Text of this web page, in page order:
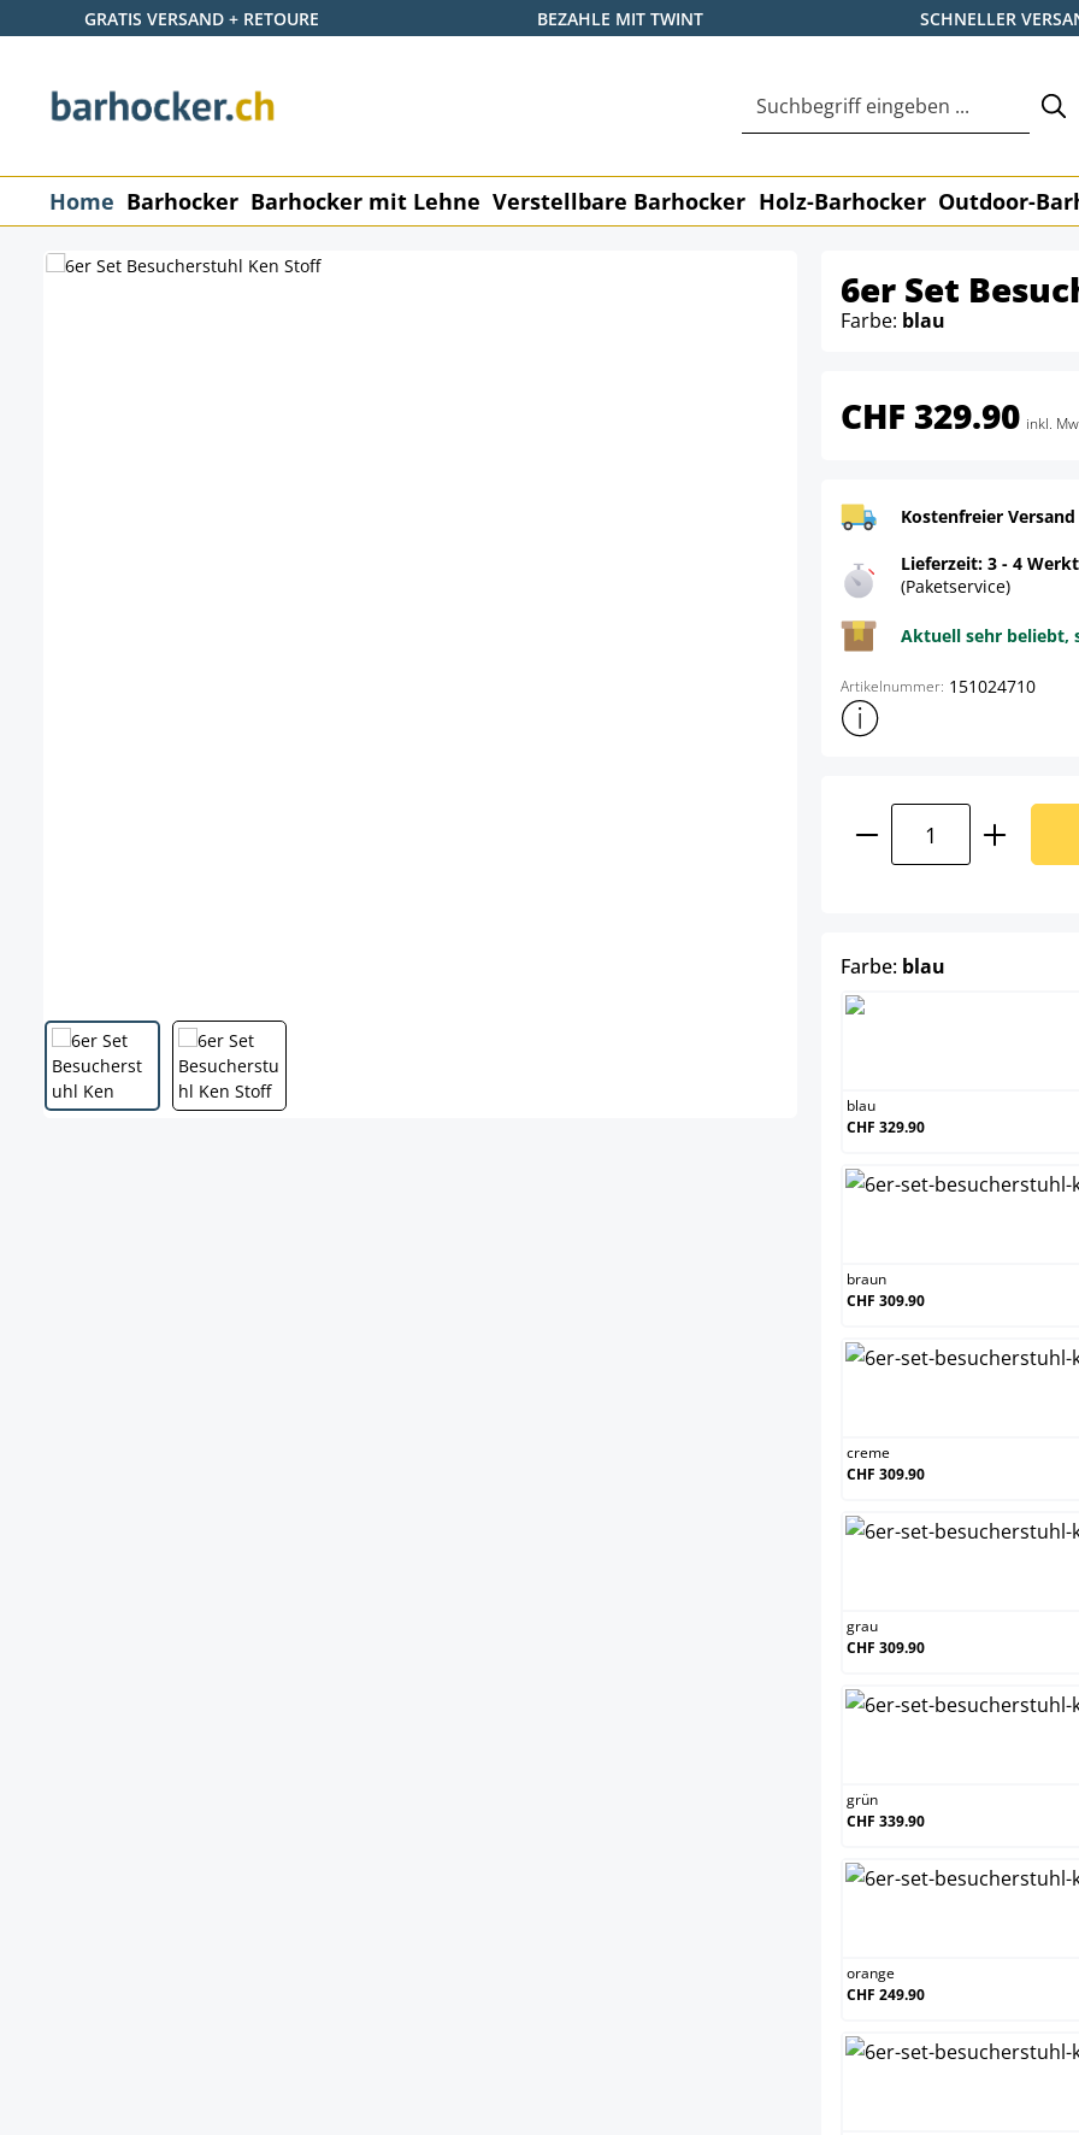
Hauptinhalt springen
Zur Suche springen
Zur Hauptnavigation springen
GRATIS VERSAND + RETOURE BEZAHLE MIT TWINT SCHNELLER
Home Barhocker Barhocker mit Lehne Verstellbare Barhocker Holz-Barhocker Outdoor-
6er Set
Farbe: blau
CHF 329.90 inkl.
Kostenfreier
Lieferzeit: 3 - 4
(Paketservice)
Aktuell sehr beliebt,
Artikelnummer: 151024710
Weitere
Produkt Anzahl:
Farbe: blau
blau
CHF 329.90
braun
CHF 309.90
creme
CHF 309.90
grau
CHF 309.90
grün
CHF 339.90
orange
CHF 249.90